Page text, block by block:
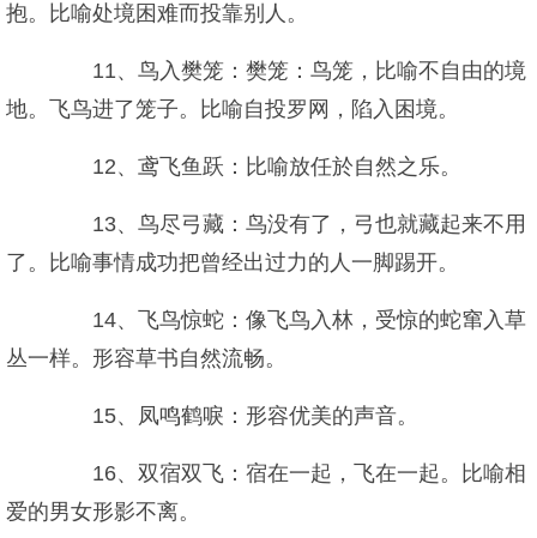
抱。比喻处境困难而投靠别人。
11、鸟入樊笼：樊笼：鸟笼，比喻不自由的境
地。飞鸟进了笼子。比喻自投罗网，陷入困境。
12、鸢飞鱼跃：比喻放任於自然之乐。
13、鸟尽弓藏：鸟没有了，弓也就藏起来不用
了。比喻事情成功把曾经出过力的人一脚踢开。
14、飞鸟惊蛇：像飞鸟入林，受惊的蛇窜入草
丛一样。形容草书自然流畅。
15、凤鸣鹤唳：形容优美的声音。
16、双宿双飞：宿在一起，飞在一起。比喻相
爱的男女形影不离。